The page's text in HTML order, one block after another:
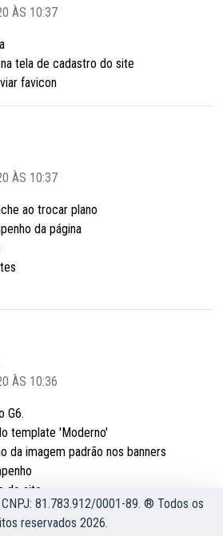
ÀS 10:37
tela de cadastro do site
favicon
ÀS 10:37
ao trocar plano
da página
ÀS 10:36
G6.
template 'Moderno'
da imagem padrão nos banners
do site
programada para o administrador
novidades no painel administrativo
81.783.912/0001-89. ® Todos os
reservados 2026.